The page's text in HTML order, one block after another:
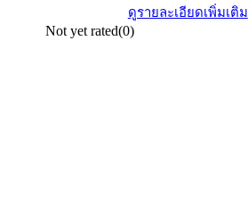
ดูรายละเอียดเพิ่มเติม
Not yet rated(0)